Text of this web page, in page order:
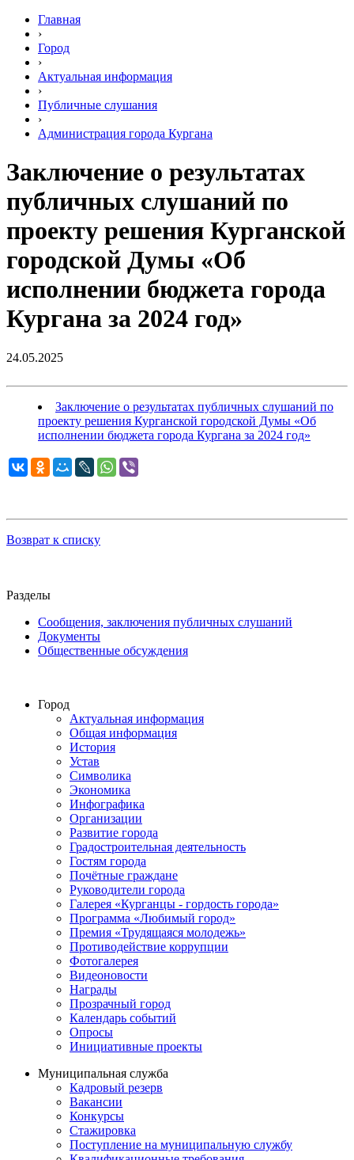
Главная
›
Город
›
Актуальная информация
›
Публичные слушания
›
Администрация города Кургана
Заключение о результатах
публичных слушаний по
проекту решения Курганской
городской Думы «Об
исполнении бюджета города
Кургана за 2024 год»
24.05.2025
Заключение о результатах публичных слушаний по
проекту решения Курганской городской Думы «Об
исполнении бюджета города Кургана за 2024 год»
Возврат к списку
Разделы
Сообщения, заключения публичных слушаний
Документы
Общественные обсуждения
Город
Актуальная информация
Общая информация
История
Устав
Символика
Экономика
Инфографика
Организации
Развитие города
Градостроительная деятельность
Гостям города
Почётные граждане
Руководители города
Галерея «Курганцы - гордость города»
Программа «Любимый город»
Премия «Трудящаяся молодежь»
Противодействие коррупции
Фотогалерея
Видеоновости
Награды
Прозрачный город
Календарь событий
Опросы
Инициативные проекты
Муниципальная служба
Кадровый резерв
Вакансии
Конкурсы
Стажировка
Поступление на муниципальную службу